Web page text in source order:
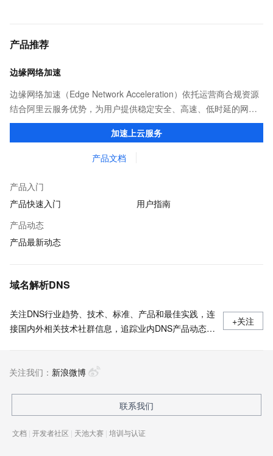
产品推荐
边缘网络加速
边缘网络加速（Edge Network Acceleration）依托运营商合规资源
结合阿里云服务优势，为用户提供稳定安全、高速、低时延的网络
传输，解决客户不同站点的连接、组网、数据安全传输、业务质量
加速上云服务
产品文档
产品入门
产品快速入门
用户指南
产品动态
产品最新动态
域名解析DNS
关注DNS行业趋势、技术、标准、产品和最佳实践，连
接国内外相关技术社群信息，追踪业内DNS产品动态，
+关注
关注我们： 新浪微博
联系我们
文档 | 开发者社区 | 天池大赛 | 培训与认证